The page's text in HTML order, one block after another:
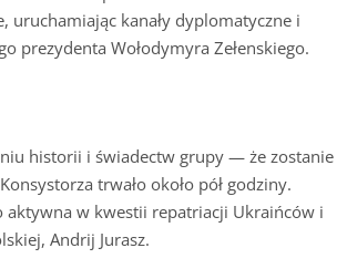
kanały dyplomatyczne i
prezydenta Wołodymyra Zełenskiego.
historii i świadectw grupy — że zostanie
trwało około pół godziny.
aktywna w kwestii repatriacji Ukraińców i
Andrij Jurasz.